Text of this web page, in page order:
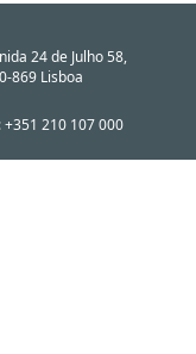
24 de Julho 58,
869 Lisboa
+351 210 107 000